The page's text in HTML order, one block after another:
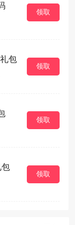
领取
包
领取
领取
包
领取